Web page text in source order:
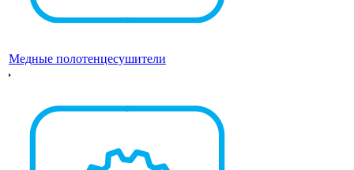
Медные полотенцесушители